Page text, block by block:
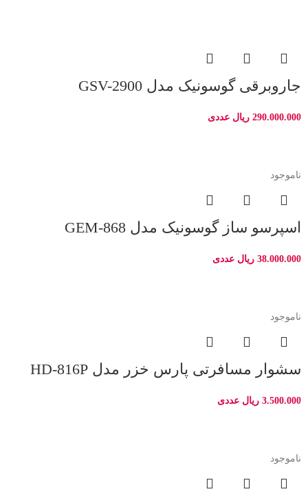
جاروبرقی گوسونیک مدل GSV-2900
290.000.000 ریال عددی
ناموجود
اسپرسو ساز گوسونیک مدل GEM-868
38.000.000 ریال عددی
ناموجود
سشوار مسافرتی پارس خزر مدل HD-816P
3.500.000 ریال عددی
ناموجود